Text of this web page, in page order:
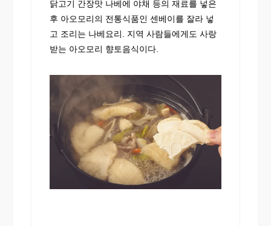
닭고기 간장맛 나베에 야채 등의 재료를 넣은
후 아오모리의 전통식품인 센베이를 잘라 넣
고 조리는 나베요리. 지역 사람들에게도 사랑
받는 아오모리 향토음식이다.